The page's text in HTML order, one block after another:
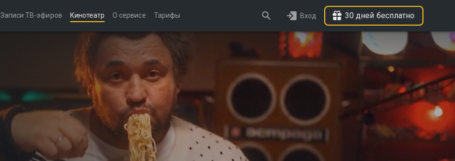
Записи ТВ-эфиров Кинотеатр О сервисе Тарифы Вход 30 дней бесплатно